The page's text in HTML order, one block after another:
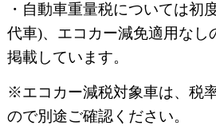
・自動車重量税については初
代車)、エコカー減免適用なし
掲載しています。
※エコカー減税対象車は、税
ので別途ご確認ください。